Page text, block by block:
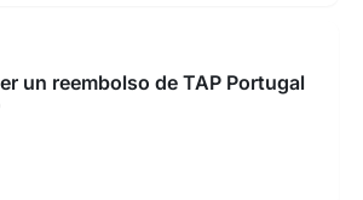
un reembolso de TAP Portugal